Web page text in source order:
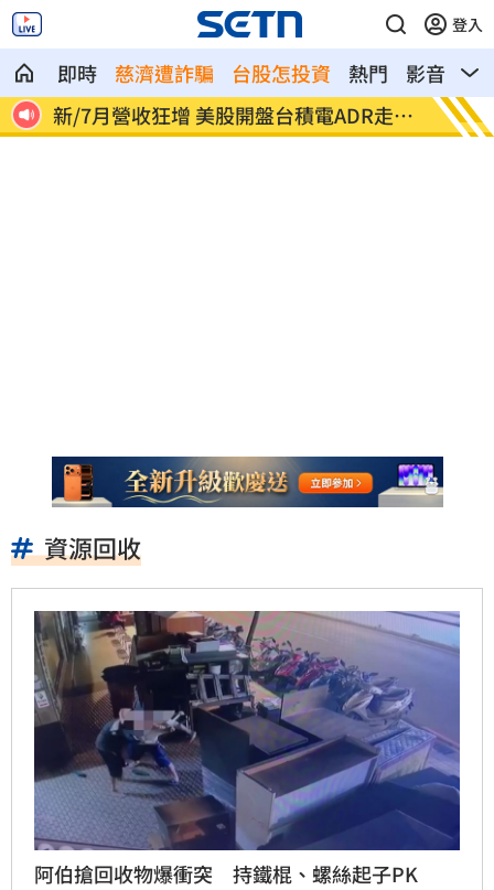
登入
即時 慈濟遭詐騙 台股怎投資 熱門 影音
熱
勢
普渡燒金紙怎麼燒？命理師列9大注意事項 藍營
資源回收
阿伯搶回收物爆衝突 持鐵棍、螺絲起子PK